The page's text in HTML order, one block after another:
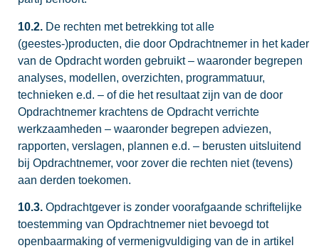
10.2. De rechten met betrekking tot alle
(geestes-)producten, die door Opdrachtnemer in het kader
van de Opdracht worden gebruikt – waaronder begrepen
analyses, modellen, overzichten, programmatuur,
technieken e.d. – of die het resultaat zijn van de door
Opdrachtnemer krachtens de Opdracht verrichte
werkzaamheden – waaronder begrepen adviezen,
rapporten, verslagen, plannen e.d. – berusten uitsluitend
bij Opdrachtnemer, voor zover die rechten niet (tevens)
aan derden toekomen.
10.3. Opdrachtgever is zonder voorafgaande schriftelijke
toestemming van Opdrachtnemer niet bevoegd tot
openbaarmaking of vermenigvuldiging van de in artikel